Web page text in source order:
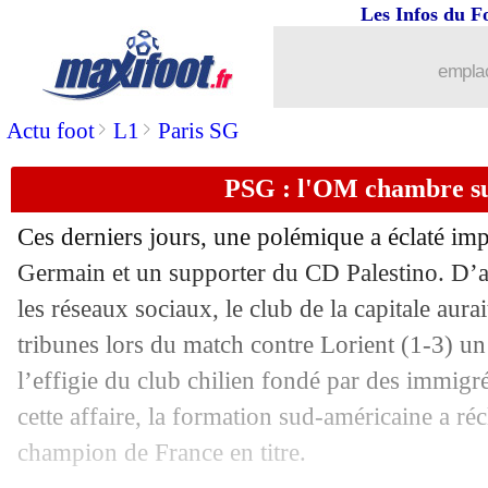
Actu foot> L1 > Paris SG
Les Infos du
PSG : l'OM chambre
Ces derniers jours, une polémique a éclaté
Germain et un supporter du CD Palestino.
les réseaux sociaux, le club de la capitale
tribunes lors du match contre Lorient (1-3)
l’effigie du club chilien fondé par des
cette affaire, la formation sud-américaine a
champion de France en titre.
Man City
08/05 PHOTO
08/05 PSG: Messi déjà de retour à
08/05 PSG : Messi, Al-Hilal sort le grand
08/05 Lens : Haise, les mots forts d'Henry
08/05 Liverpool: TAA au milieu,
08/05 Lyon : Cheyrou aussi sur le départ ?
08/05 PSG: Messi, l’Europe reste la priorité